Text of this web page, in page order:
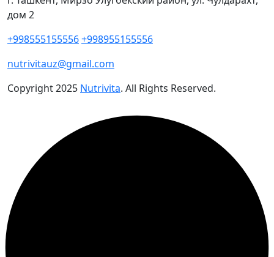
дом 2
+998555155556+998955155556
nutrivitauz@gmail.com
Copyright2025 Nutrivita. All Rights Reserved.